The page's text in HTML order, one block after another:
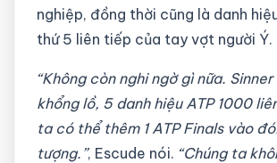
nghiệp, đồng thời cũng là danh
thứ 5 liên tiếp của tay vợt người Ý.
“Không còn nghi ngờ gì nữa.
khổng lồ, 5 danh hiệu ATP 1000
ta có thể thêm 1 ATP Finals vào
tượng.”, Escude nói. “Chúng ta